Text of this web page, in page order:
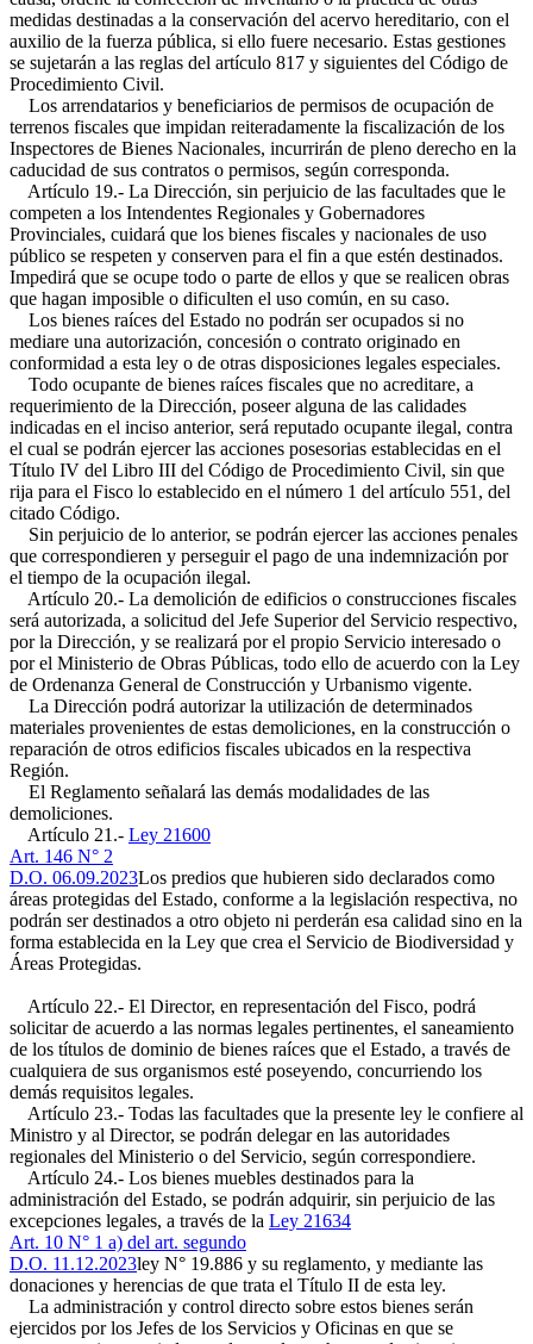
medidas destinadas a la conservación del acervo hereditario, con el
auxilio de la fuerza pública, si ello fuere necesario. Estas gestiones
se sujetarán a las reglas del artículo 817 y siguientes del Código de
Procedimiento Civil.
Los arrendatarios y beneficiarios de permisos de ocupación de
terrenos fiscales que impidan reiteradamente la fiscalización de los
Inspectores de Bienes Nacionales, incurrirán de pleno derecho en la
caducidad de sus contratos o permisos, según corresponda.
Artículo 19.- La Dirección, sin perjuicio de las facultades que le
competen a los Intendentes Regionales y Gobernadores
Provinciales, cuidará que los bienes fiscales y nacionales de uso
público se respeten y conserven para el fin a que estén destinados.
Impedirá que se ocupe todo o parte de ellos y que se realicen obras
que hagan imposible o dificulten el uso común, en su caso.
Los bienes raíces del Estado no podrán ser ocupados si no
mediare una autorización, concesión o contrato originado en
conformidad a esta ley o de otras disposiciones legales especiales.
Todo ocupante de bienes raíces fiscales que no acreditare, a
requerimiento de la Dirección, poseer alguna de las calidades
indicadas en el inciso anterior, será reputado ocupante ilegal, contra
el cual se podrán ejercer las acciones posesorias establecidas en el
Título IV del Libro III del Código de Procedimiento Civil, sin que
rija para el Fisco lo establecido en el número 1 del artículo 551, del
citado Código.
Sin perjuicio de lo anterior, se podrán ejercer las acciones penales
que correspondieren y perseguir el pago de una indemnización por
el tiempo de la ocupación ilegal.
Artículo 20.- La demolición de edificios o construcciones fiscales
será autorizada, a solicitud del Jefe Superior del Servicio respectivo,
por la Dirección, y se realizará por el propio Servicio interesado o
por el Ministerio de Obras Públicas, todo ello de acuerdo con la Ley
de Ordenanza General de Construcción y Urbanismo vigente.
La Dirección podrá autorizar la utilización de determinados
materiales provenientes de estas demoliciones, en la construcción o
reparación de otros edificios fiscales ubicados en la respectiva
Región.
El Reglamento señalará las demás modalidades de las
demoliciones.
Artículo 21.- Ley 21600
Art. 146 N° 2
D.O. 06.09.2023Los predios que hubieren sido declarados como
áreas protegidas del Estado, conforme a la legislación respectiva, no
podrán ser destinados a otro objeto ni perderán esa calidad sino en la
forma establecida en la Ley que crea el Servicio de Biodiversidad y
Áreas Protegidas.
Artículo 22.- El Director, en representación del Fisco, podrá
solicitar de acuerdo a las normas legales pertinentes, el saneamiento
de los títulos de dominio de bienes raíces que el Estado, a través de
cualquiera de sus organismos esté poseyendo, concurriendo los
demás requisitos legales.
Artículo 23.- Todas las facultades que la presente ley le confiere al
Ministro y al Director, se podrán delegar en las autoridades
regionales del Ministerio o del Servicio, según correspondiere.
Artículo 24.- Los bienes muebles destinados para la
administración del Estado, se podrán adquirir, sin perjuicio de las
excepciones legales, a través de la Ley 21634
Art. 10 N° 1 a) del art. segundo
D.O. 11.12.2023ley N° 19.886 y su reglamento, y mediante las
donaciones y herencias de que trata el Título II de esta ley.
La administración y control directo sobre estos bienes serán
ejercidos por los Jefes de los Servicios y Oficinas en que se